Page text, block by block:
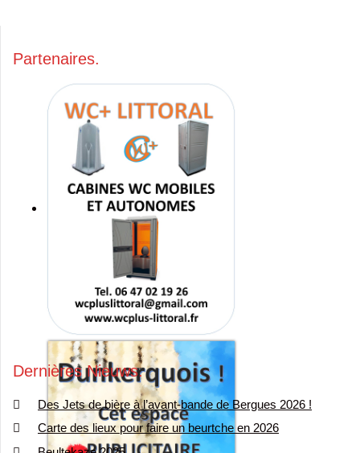
Partenaires
Dernières Nieuws
Des Jets de bière à l’avant-bande de Bergues 2026 !
Carte des lieux pour faire un beurtche en 2026